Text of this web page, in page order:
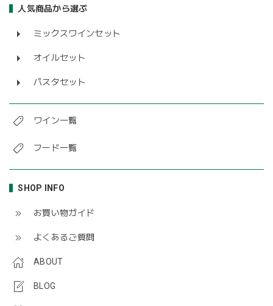
人気商品から選ぶ
ミックスワインセット
オイルセット
パスタセット
ワイン一覧
フード一覧
SHOP INFO
お買い物ガイド
よくあるご質問
ABOUT
BLOG